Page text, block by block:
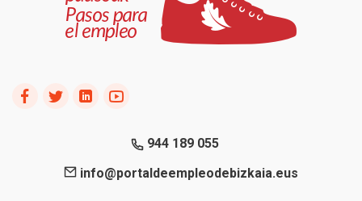
944 189 055
info@portaldeempleodebizkaia.eus